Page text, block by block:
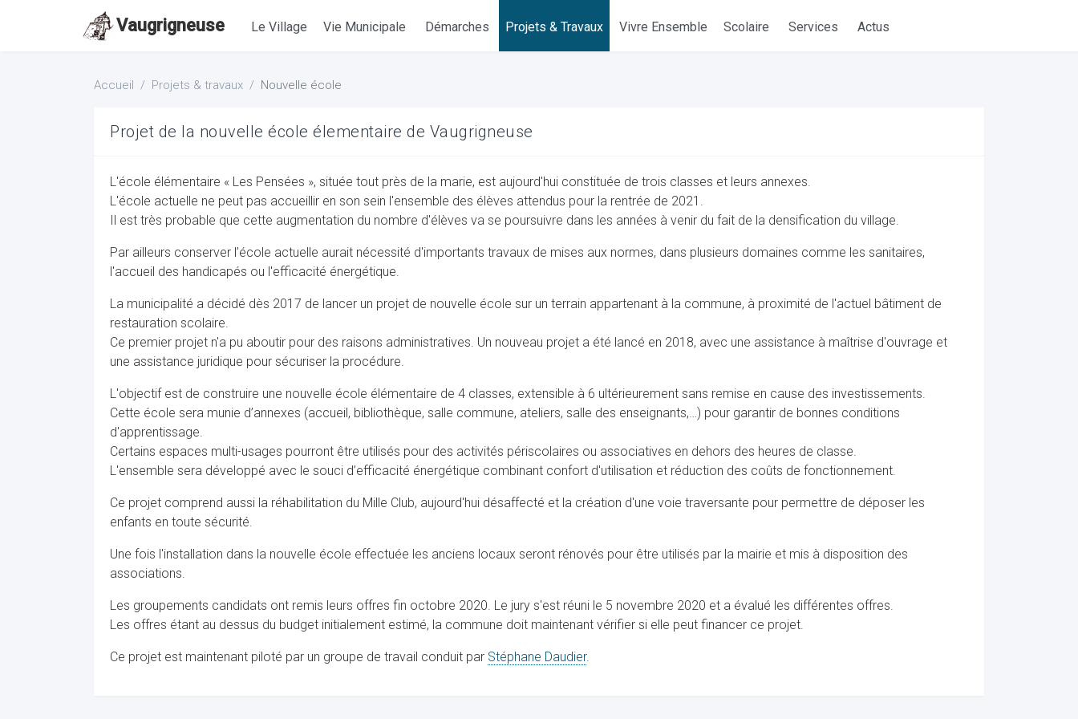
Vaugrigneuse Le Village Vie Municipale Démarches Projets & Travaux Vivre Ensemble Scolaire Services Actus
Accueil Projets & travaux Nouvelle école
Projet de la nouvelle école élementaire de Vaugrigneuse
L'école élémentaire « Les Pensées », située tout près de la marie, est aujourd'hui constituée de trois classes et leurs annexes.
L'école actuelle ne peut pas accueillir en son sein l'ensemble des élèves attendus pour la rentrée de 2021.
Il est très probable que cette augmentation du nombre d'élèves va se poursuivre dans les années à venir du fait de la densification du village.
Par ailleurs conserver l’école actuelle aurait nécessité d'importants travaux de mises aux normes, dans plusieurs domaines comme les sanitaires,
l'accueil des handicapés ou l'efficacité énergétique.
La municipalité a décidé dès 2017 de lancer un projet de nouvelle école sur un terrain appartenant à la commune, à proximité de l'actuel bâtiment de
restauration scolaire.
Ce premier projet n'a pu aboutir pour des raisons administratives. Un nouveau projet a été lancé en 2018, avec une assistance à maîtrise d'ouvrage et
une assistance juridique pour sécuriser la procédure.
L'objectif est de construire une nouvelle école élémentaire de 4 classes, extensible à 6 ultérieurement sans remise en cause des investissements.
Cette école sera munie d’annexes (accueil, bibliothèque, salle commune, ateliers, salle des enseignants,…) pour garantir de bonnes conditions
d'apprentissage.
Certains espaces multi-usages pourront être utilisés pour des activités périscolaires ou associatives en dehors des heures de classe.
L'ensemble sera développé avec le souci d’efficacité énergétique combinant confort d'utilisation et réduction des coûts de fonctionnement.
Ce projet comprend aussi la réhabilitation du Mille Club, aujourd'hui désaffecté et la création d'une voie traversante pour permettre de déposer les
enfants en toute sécurité.
Une fois l'installation dans la nouvelle école effectuée les anciens locaux seront rénovés pour être utilisés par la mairie et mis à disposition des
associations.
Les groupements candidats ont remis leurs offres fin octobre 2020. Le jury s'est réuni le 5 novembre 2020 et a évalué les différentes offres.
Les offres étant au dessus du budget initialement estimé, la commune doit maintenant vérifier si elle peut financer ce projet.
Ce projet est maintenant piloté par un groupe de travail conduit par Stéphane Daudier.